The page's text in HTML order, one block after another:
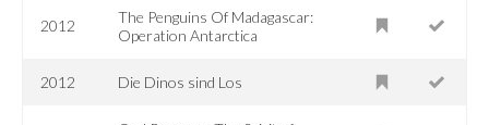
2012
The Penguins Of Madagascar:
Operation Antarctica
2012 Die Dinos sind Los